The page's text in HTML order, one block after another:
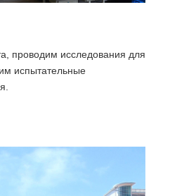
проводим исследования для
испытательные